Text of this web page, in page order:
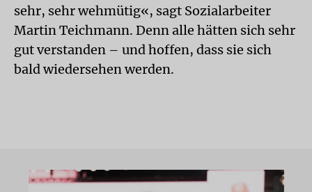
sehr, sehr wehmütig«, sagt Sozialarbeiter
Martin Teichmann. Denn alle hätten sich sehr
gut verstanden – und hoffen, dass sie sich
bald wiedersehen werden.